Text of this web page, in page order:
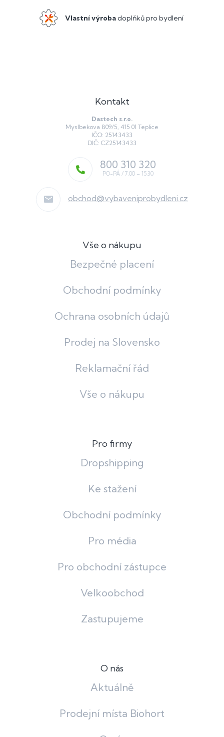
Vlastní výrobadoplňků pro bydlení
Kontakt
Dastech s.r.o.
Myslbekova 809/5, 415 01 Teplice
IČO: 25143433
DIČ: CZ25143433
obchod@vybaveniprobydleni.cz
800 310 320
Vše o nákupu
Bezpečné placení
Obchodní podmínky
Ochrana osobních údajů
Prodej na Slovensko
Reklamační řád
Vše o nákupu
Pro firmy
Dropshipping
Ke stažení
Obchodní podmínky
Pro média
Pro obchodní zástupce
Velkoobchod
Zastupujeme
O nás
Aktuálně
Prodejní místa Biohort